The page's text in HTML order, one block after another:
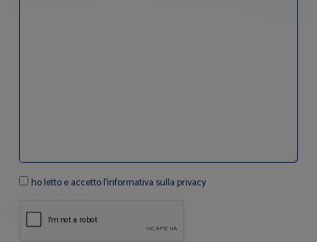
ho letto e accetto l'informativa sulla privacy